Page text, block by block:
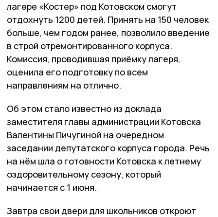
лагере «Костер» под Котовском смогут
отдохнуть 1200 детей. Принять на 150 человек
больше, чем годом ранее, позволило введение
в строй отремонтированного корпуса.
Комиссия, проводившая приёмку лагеря,
оценила его подготовку по всем
направлениям на отлично.
Об этом стало известно из доклада
заместителя главы администрации Котовска
Валентины Пичугиной на очередном
заседании депутатского корпуса города. Речь
на нём шла о готовности Котовска к летнему
оздоровительному сезону, который
начинается с 1 июня.
Завтра свои двери для школьников откроют